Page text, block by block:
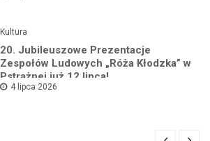
Kultura
20. Jubileuszowe Prezentacje
Zespołów Ludowych „Róża Kłodzka” w
Pstrążnej już 12 lipca!
4 lipca 2026